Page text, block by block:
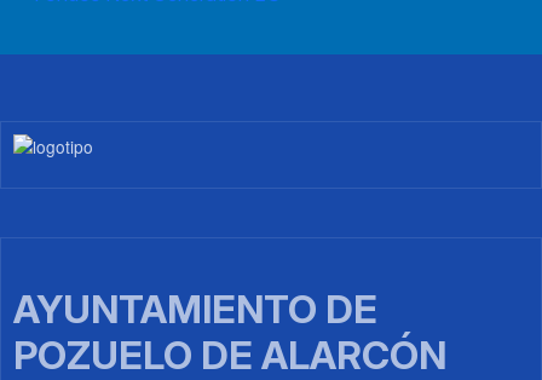
Imagen
AYUNTAMIENTO DE
POZUELO DE ALARCÓN